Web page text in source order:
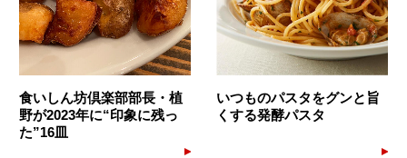
食いしん坊倶楽部部長・植
野が2023年に“印象に残っ
た”16皿
いつものパスタをグンと旨
くする発酵パスタ